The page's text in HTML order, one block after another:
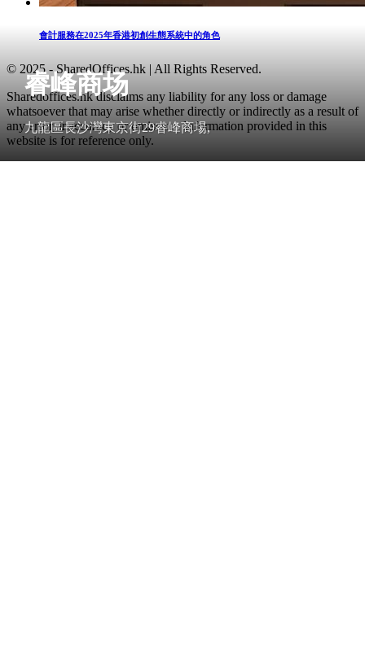
睿峰商场
九龍區長沙灣東京街29睿峰商場,
會計服務在2025年香港初創生態系統中的角色
© 2025 - SharedOffices.hk | All Rights Reserved.
Sharedoffices.hk disclaims any liability for any loss or damage
whatsoever that may arise whether directly or indirectly as a result of
any error, inaccuracy or omission. Information provided in this
website is for reference only.